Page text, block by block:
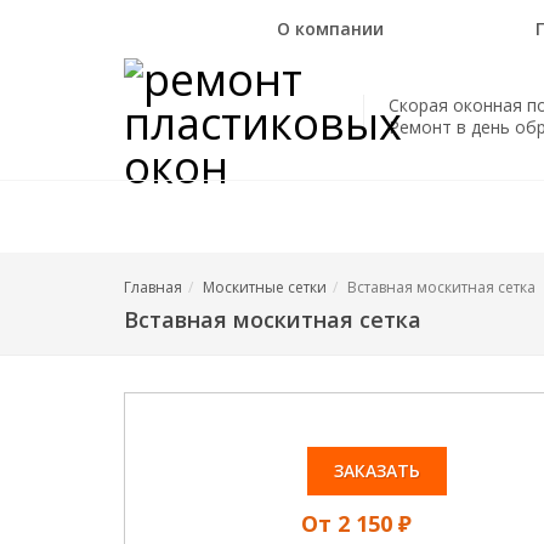
О компании
Скорая оконная
Ремонт в день
Главная Москитные сетки Вставная москитная сетка
Вставная москитная сетка
ЗАКАЗАТЬ
От 2 150 ₽